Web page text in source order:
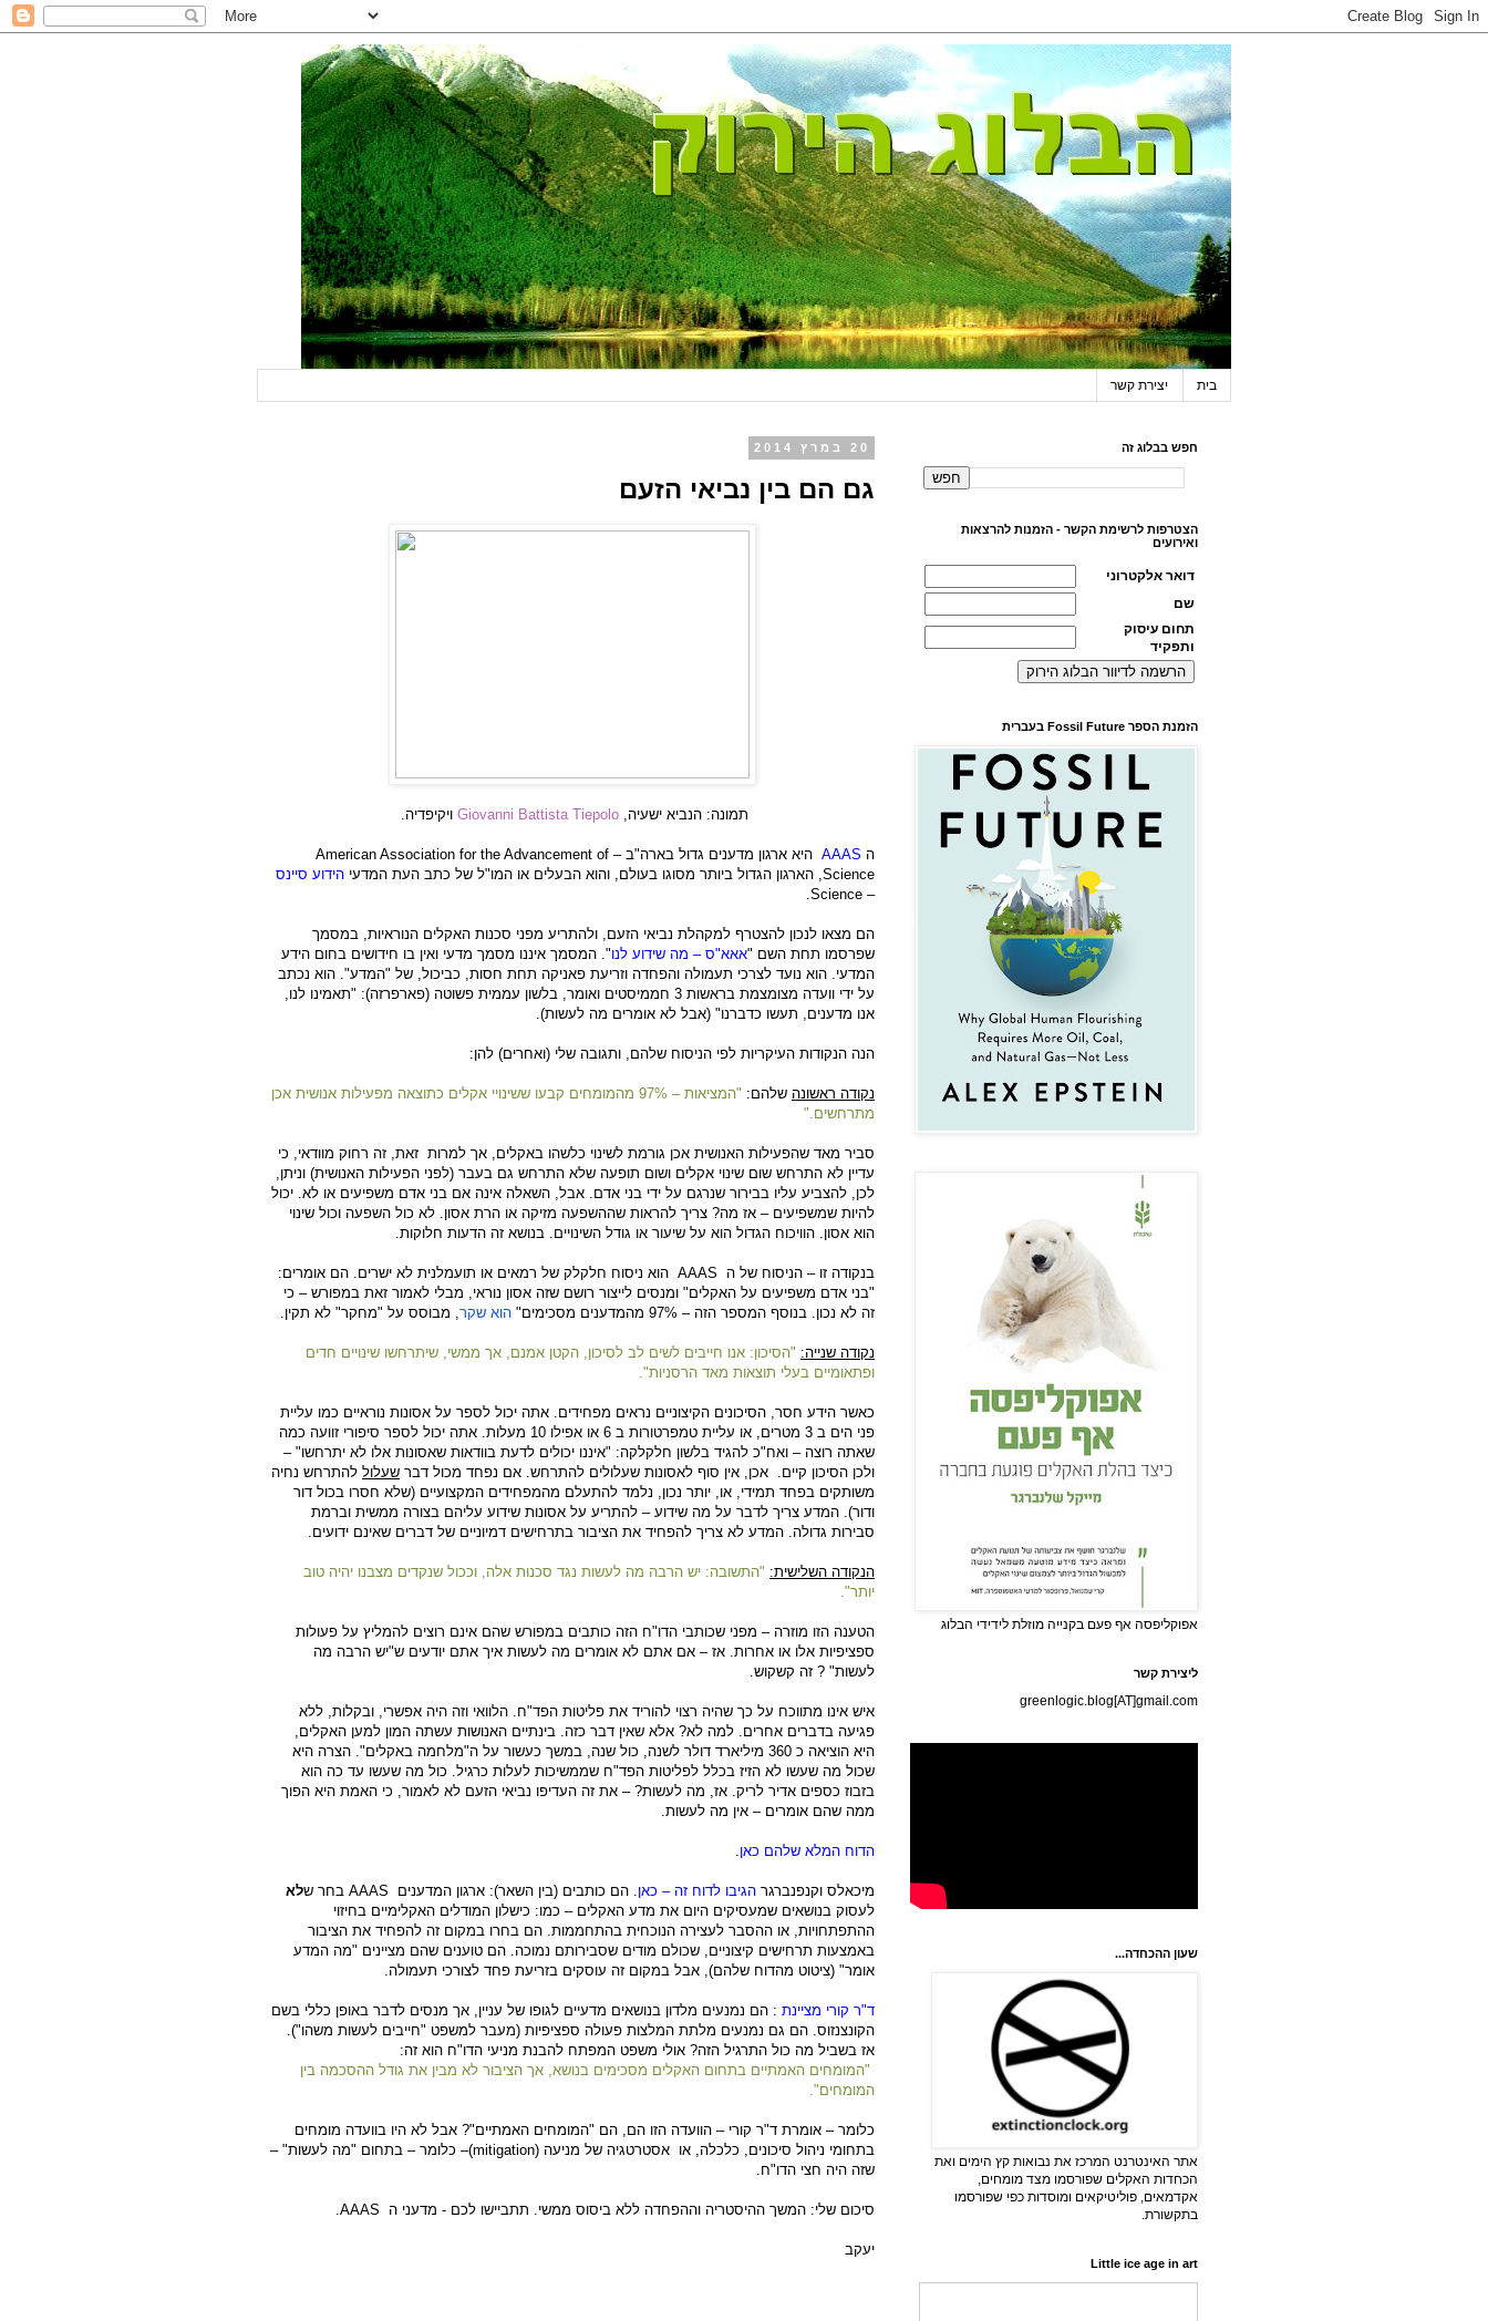
בית יצירת קשר
20 במרץ 2014
גם הם בין נביאי הזעם
תמונה: הנביא ישעיה, Giovanni Battista Tiepolo ויקיפדיה.
ה AAAS היא ארגון מדענים גדול בארה"ב – American Association for the Advancement of
Science , הארגון הגדול ביותר מסוגו בעולם, והוא הבעלים או המו"ל של כתב העת המדעי הידוע סיינס
–
Science
הם מצאו לנכון להצטרף למקהלת נביאי הזעם, ולהתריע מפני סכנות האקלים הנוראיות, במסמך
שפרסמו תחת השם "אאא"ס – מה שידוע לנו". המסמך איננו מסמך מדעי ואין בו חידושים בחום הידע
המדעי. הוא נועד לצרכי תעמולה והפחדה וזריעת פאניקה תחת חסות, כביכול, של "המדע". הוא נכתב
על ידי וועדה מצומצמת בראשות 3 חממיסטים ואומר, בלשון עממית פשוטה (פארפרזה): "תאמינו לנו,
אנו מדענים, תעשו כדברנו" (אבל לא אומרים מה לעשות).
הנה הנקודות העיקריות לפי הניסוח שלהם, ותגובה שלי (ואחרים) להן:
נקודה ראשונה שלהם:
"המציאות – 97% מהמומחים קבעו ששינויי אקלים כתוצאה מפעילות אנושית אכן
מתרחשים."
סביר מאד שהפעילות האנושית אכן גורמת לשינוי כלשהו באקלים, אך למרות זאת, זה רחוק מוודאי, כי
עדיין לא התרחש שום שינוי אקלים ושום תופעה שלא התרחש גם בעבר (לפני הפעילות האנושית) וניתן,
לכן, להצביע עליו בבירור שנרגם על ידי בני אדם. אבל, השאלה אינה אם בני אדם משפיעים או לא. יכול
להיות שמשפיעים – אז מה? צריך להראות שההשפעה מזיקה או הרת אסון. לא כול השפעה וכול שינוי
הוא אסון. הוויכוח הגדול הוא על שיעור או גודל השינויים. בנושא זה הדעות חלוקות.
בנקודה זו – הניסוח של ה AAAS הוא ניסוח חלקלק של רמאים או תועמלנית לא ישרים. הם אומרים:
"בני אדם משפיעים על האקלים" ומנסים לייצור רושם שזה אסון נוראי, מבלי לאמור זאת במפורש – כי
זה לא נכון. בנוסף המספר הזה – 97% מהמדענים מסכימים"
הוא שקר , מבוסס על "מחקר" לא תקין.
נקודה שנייה: "הסיכון: אנו חייבים לשים לב לסיכון, הקטן אמנם, אך ממשי, שיתרחשו שינויים חדים
ופתאומיים בעלי תוצאות מאד הרסניות".
כאשר הידע חסר, הסיכונים הקיצוניים נראים מפחידים. אתה יכול לספר על אסונות נוראיים כמו עליית
פני הים ב 3 מטרים, או עליית טמפרטורות ב 6 או אפילו 10 מעלות. אתה יכול לספר סיפורי זוועה כמה
שאתה רוצה – ואח"כ להגיד בלשון חלקלקה: "איננו יכולים לדעת בוודאות שאסונות אלו לא יתרחשו" –
ולכן הסיכון קיים. אכן, אין סוף לאסונות שעלולים להתרחש. אם נפחד מכול דבר שעלול להתרחש נחיה
משותקים בפחד תמידי, או, יותר נכון, נלמד להתעלם מהמפחידים המקצועיים (שלא חסרו בכול דור
ודור). המדע צריך לדבר על מה שידוע – להתריע על אסונות שידוע עליהם בצורה ממשית וברמת
סבירות גדולה. המדע לא צריך להפחיד את הציבור בתרחישים דמיוניים של דברים שאינם ידועים.
הנקודה השלישית: "התשובה: יש הרבה מה לעשות נגד סכנות אלה, וככול שנקדים מצבנו יהיה טוב
יותר".
הטענה הזו מוזרה – מפני שכותבי הדו"ח הזה כותבים במפורש שהם אינם רוצים להמליץ על פעולות
ספציפיות אלו או אחרות. אז – אם אתם לא אומרים מה לעשות איך אתם יודעים ש"יש הרבה מה
לעשות" ? זה קשקוש.
איש אינו מתווכח על כך שהיה רצוי להוריד את פליטות הפד"ח. הלוואי וזה היה אפשרי, ובקלות, ללא
פגיעה בדברים אחרים. למה לא? אלא שאין דבר כזה. בינתיים האנושות עשתה המון למען האקלים,
היא הוציאה כ 360 מיליארד דולר לשנה, כול שנה, במשך כעשור על ה"מלחמה באקלים". הצרה היא
שכול מה שעשו לא הזיז בכלל לפליטות הפד"ח שממשיכות לעלות כרגיל. כול מה שעשו עד כה הוא
בזבוז כספים אדיר לריק. אז, מה לעשות? – את זה העדיפו נביאי הזעם לא לאמור, כי האמת היא הפוך
ממה שהם אומרים – אין מה לעשות.
הדוח המלא שלהם כאן
מיכאלס וקנפנברגר הגיבו לדוח זה – כאן . הם כותבים (בין השאר): ארגון המדענים AAAS בחר שלא
לעסוק בנושאים שמעסיקים היום את מדע האקלים – כמו: כישלון המודלים האקלימיים בחיזוי
ההתפתחויות, או ההסבר לעצירה הנוכחית בהתחממות. הם בחרו במקום זה להפחיד את הציבור
באמצעות תרחישים קיצוניים, שכולם מודים שסבירותם נמוכה. הם טוענים שהם מציינים "מה המדע
אומר" (ציטוט מהדוח שלהם), אבל במקום זה עוסקים בזריעת פחד לצורכי תעמולה.
ד"ר קורי מציינת : הם נמנעים מלדון בנושאים מדעיים לגופו של עניין, אך מנסים לדבר באופן כללי בשם
הקונצנזוס. הם גם נמנעים מלתת המלצות פעולה ספציפיות (מעבר למשפט "חייבים לעשות משהו").
אז בשביל מה כול התרגיל הזה? אולי משפט המפתח להבנת מניעי הדו"ח הוא זה:
"המומחים האמתיים בתחום האקלים מסכימים בנושא, אך הציבור לא מבין את גודל ההסכמה בין
המומחים".
כלומר – אומרת ד"ר קורי – הוועדה הזו הם, הם "המומחים האמתיים"? אבל לא היו בוועדה מומחים
בתחומי ניהול סיכונים, כלכלה, או אסטרטגיה של מניעה (mitigation)– כלומר – בתחום "מה לעשות"–
שזה היה חצי הדו"ח.
סיכום שלי: המשך ההיסטריה וההפחדה ללא ביסוס ממשי. תתביישו לכם - מדעני ה AAAS
יעקב
חפש בבלוג זה
הצטרפות לרשימת הקשר - הזמנות להרצאות
ואירועים
דואר אלקטרוני
שם
תחום עיסוק
ותפקיד
הזמנת הספר Fossil Future בעברית
אפוקליפסה אף פעם בקנייה מוזלת לידידי הבלוג
ליצירת קשר
greenlogic.blog[AT]gmail.com
שעון ההכחדה...
אתר האינטרנט המרכז את נבואות קץ הימים ואת
הכחדות האקלים שפורסמו מצד מומחים,
אקדמאים, פוליטיקאים ומוסדות כפי שפורסמו
בתקשורת.
Little ice age in art